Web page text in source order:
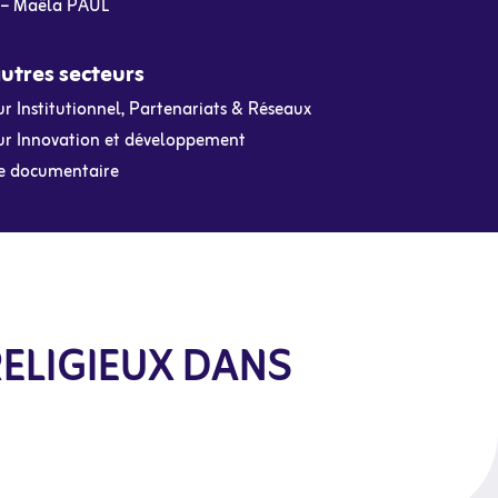
Maëla PAUL
secteurs
Institutionnel, Partenariats & Réseaux
Innovation et développement
documentaire
DANS